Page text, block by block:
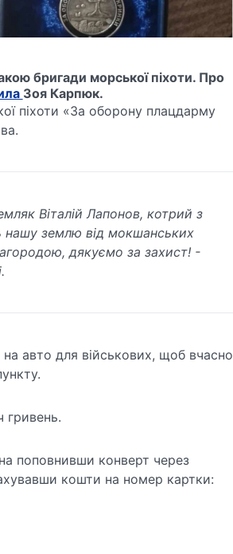
бригади морської піхоти. Про
Зоя Карпюк.
піхоти «За оборону плацдарму
Віталій Лапонов, котрий з
землю від мокшанських
дякуємо за захист! -
авто для військових, щоб вчасно
гривень.
поповнивши конверт через
кошти на номер картки: